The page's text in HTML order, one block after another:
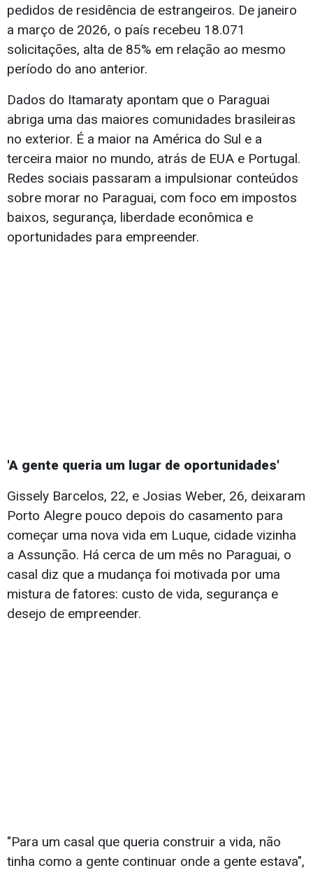
pedidos de residência de estrangeiros. De janeiro
a março de 2026, o país recebeu 18.071
solicitações, alta de 85% em relação ao mesmo
período do ano anterior.
Dados do Itamaraty apontam que o Paraguai
abriga uma das maiores comunidades brasileiras
no exterior. É a maior na América do Sul e a
terceira maior no mundo, atrás de EUA e Portugal.
Redes sociais passaram a impulsionar conteúdos
sobre morar no Paraguai, com foco em impostos
baixos, segurança, liberdade econômica e
oportunidades para empreender.
'A gente queria um lugar de oportunidades'
Gissely Barcelos, 22, e Josias Weber, 26, deixaram
Porto Alegre pouco depois do casamento para
começar uma nova vida em Luque, cidade vizinha
a Assunção. Há cerca de um mês no Paraguai, o
casal diz que a mudança foi motivada por uma
mistura de fatores: custo de vida, segurança e
desejo de empreender.
"Para um casal que queria construir a vida, não
tinha como a gente continuar onde a gente estava",